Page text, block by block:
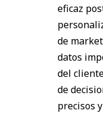
eficaz
de
datos
del
de
precisos